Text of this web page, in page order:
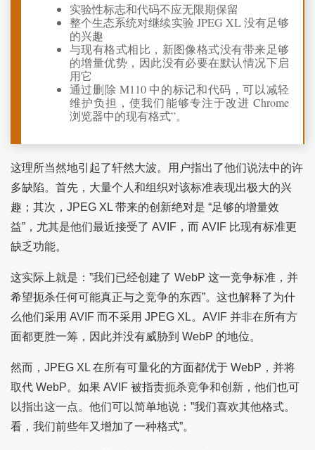
实验性标志和代码不应无限期保留
整个生态系统对继续实验 JPEG XL 没有足够
的兴趣
与现有格式相比，新图像格式没有带来足够
的增量优势，因此没有必要在默认情况下启
用它
通过删除 M110 中的标记和代码，可以减轻
维护负担，使我们能够专注于改进 Chrome
浏览器中的现有格式”。
这理所当然地引起了轩然大波。用户指出了他们说法中的许
多缺陷。首先，大量个人和组织对该标准表现出极大的兴
趣；其次，JPEG XL 带来的创新绝对是 “足够的增量效
益”，尤其是他们最近接受了 AVIF，而 AVIF 比现有标准更
缺乏功能。
这实际上就是：”我们已经创建了 WebP 这一竞争标准，并
希望扼杀任何可能真正与之竞争的东西”。这也解释了为什
么他们采用 AVIF 而不采用 JPEG XL。AVIF 并非在所有方
面都更胜一筹，因此并没有威胁到 WebP 的地位。
然而，JPEG XL 在所有可量化的方面都优于 WebP，并将
取代 WebP。如果 AVIF 被指责扼杀竞争和创新，他们也可
以指出这一点。他们可以简单地说：”我们喜欢其他格式。
看，我们前些年又增加了一种格式”。